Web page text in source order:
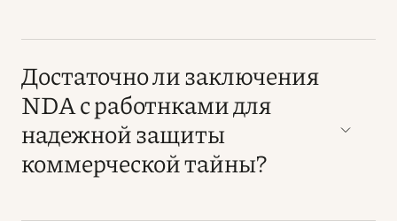
Достаточно ли заключения
NDA с работнками для
надежной защиты
коммерческой тайны?